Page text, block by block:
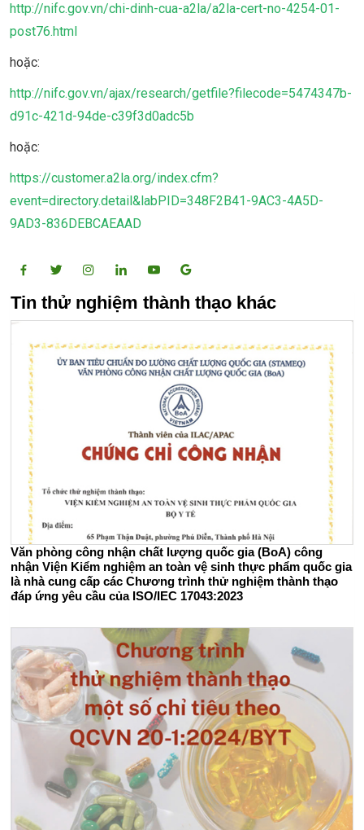
http://nifc.gov.vn/chi-dinh-cua-a2la/a2la-cert-no-4254-01-
post76.html
hoặc:
http://nifc.gov.vn/ajax/research/getfile?filecode=5474347b-
d91c-421d-94de-c39f3d0adc5b
hoặc:
https://customer.a2la.org/index.cfm?
event=directory.detail&labPID=348F2B41-9AC3-4A5D-
9AD3-836DEBCAEAAD
Tin thử nghiệm thành thạo khác
Văn phòng công nhận chất lượng quốc gia (BoA) công
nhận Viện Kiểm nghiệm an toàn vệ sinh thực phẩm quốc gia
là nhà cung cấp các Chương trình thử nghiệm thành thạo
đáp ứng yêu cầu của ISO/IEC 17043:2023